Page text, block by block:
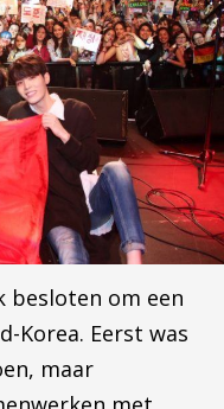
besloten om een
Korea. Eerst was
maar